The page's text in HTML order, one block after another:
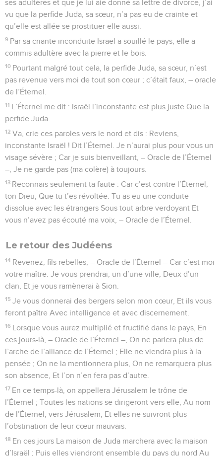
ses adultères et que je lui aie donné sa lettre de divorce, j’ai
vu que la perfide Juda, sa sœur, n’a pas eu de crainte et
qu’elle est allée se prostituer elle aussi.
9 Par sa criante inconduite Israël a souillé le pays, elle a
commis adultère avec la pierre et le bois.
10 Pourtant malgré tout cela, la perfide Juda, sa sœur, n’est
pas revenue vers moi de tout son cœur ; c’était faux, – oracle
de l’Éternel.
11 L’Éternel me dit : Israël l’inconstante est plus juste Que la
perfide Juda.
12 Va, crie ces paroles vers le nord et dis : Reviens,
inconstante Israël ! Dit l’Éternel. Je n’aurai plus pour vous un
visage sévère ; Car je suis bienveillant, – Oracle de l’Éternel
–, Je ne garde pas (ma colère) à toujours.
13 Reconnais seulement ta faute : Car c’est contre l’Éternel,
ton Dieu, Que tu t’es révoltée. Tu as eu une conduite
dissolue avec les étrangers Sous tout arbre verdoyant Et
vous n’avez pas écouté ma voix, – Oracle de l’Éternel.
Le retour des Judéens
14 Revenez, fils rebelles, – Oracle de l’Éternel – Car c’est moi
votre maître. Je vous prendrai, un d’une ville, Deux d’un
clan, Et je vous ramènerai à Sion.
15 Je vous donnerai des bergers selon mon cœur, Et ils vous
feront paître Avec intelligence et avec discernement.
16 Lorsque vous aurez multiplié et fructifié dans le pays, En
ces jours-là, – Oracle de l’Éternel –, On ne parlera plus de
l’arche de l’alliance de l’Éternel ; Elle ne viendra plus à la
pensée ; On ne la mentionnera plus, On ne remarquera plus
son absence, Et l’on n’en fera pas d’autre.
17 En ce temps-là, on appellera Jérusalem le trône de
l’Éternel ; Toutes les nations se dirigeront vers elle, Au nom
de l’Éternel, vers Jérusalem, Et elles ne suivront plus
l’obstination de leur cœur mauvais.
18 En ces jours La maison de Juda marchera avec la maison
d’Israël ; Puis elles viendront ensemble du pays du nord Au